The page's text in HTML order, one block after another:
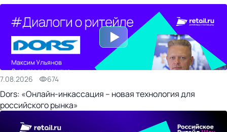
7.08.2026 674
Dors: «Онлайн-инкассация – новая технология для
российского рынка»